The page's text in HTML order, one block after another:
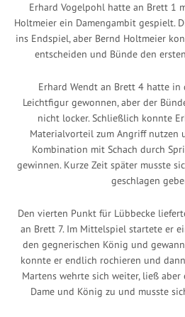
Erhard Vogelpohl hatte an Brett 1
Holtmeier ein Damengambit gespielt.
ins Endspiel, aber Bernd Holtmeier
entscheiden und Bünde den
Erhard Wendt an Brett 4 hatte in
Leichtfigur gewonnen, aber der
nicht locker. Schließlich konnte
Materialvorteil zum Angriff nutzen
Kombination mit Schach durch
gewinnen. Kurze Zeit später musste
geschlagen
Den vierten Punkt für Lübbecke
an Brett 7. Im Mittelspiel startete er
den gegnerischen König und
konnte er endlich rochieren und
Martens wehrte sich weiter, ließ
Dame und König zu und musste